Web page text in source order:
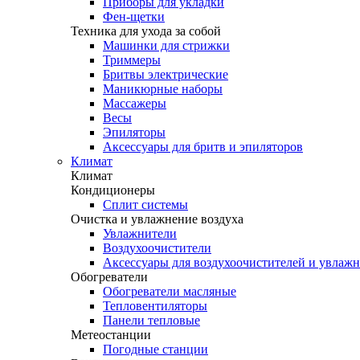
Фен-щетки
Техника для ухода за собой
Машинки для стрижки
Триммеры
Бритвы электрические
Маникюрные наборы
Массажеры
Весы
Эпиляторы
Аксессуары для бритв и эпиляторов
Климат
Климат
Кондиционеры
Сплит системы
Очистка и увлажнение воздуха
Увлажнители
Воздухоочистители
Аксессуары для воздухоочистителей и
Обогреватели
Обогреватели масляные
Тепловентиляторы
Панели тепловые
Метеостанции
Погодные станции